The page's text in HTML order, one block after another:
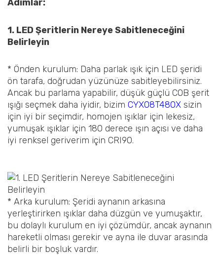
Adımlar:
1. LED Şeritlerin Nereye Sabitleneceğini
Belirleyin
* Önden kurulum: Daha parlak ışık için LED şeridi
ön tarafa, doğrudan yüzünüze sabitleyebilirsiniz.
Ancak bu parlama yapabilir, düşük güçlü COB şerit
ışığı seçmek daha iyidir, bizim CYX08T480X sizin
için iyi bir seçimdir, homojen ışıklar için lekesiz,
yumuşak ışıklar için 180 derece ışın açısı ve daha
iyi renksel geriverim için CRI90.
* Arka kurulum: Şeridi aynanın arkasına
yerleştirirken ışıklar daha düzgün ve yumuşaktır,
bu dolaylı kurulum en iyi çözümdür, ancak aynanın
hareketli olması gerekir ve ayna ile duvar arasında
belirli bir boşluk vardır.